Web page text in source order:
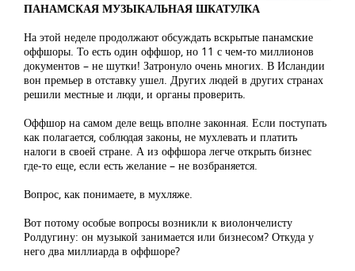
ПАНАМСКАЯ МУЗЫКАЛЬНАЯ ШКАТУЛКА
На этой неделе продолжают обсуждать вскрытые панамские
оффшоры. То есть один оффшор, но 11 с чем-то миллионов
документов – не шутки! Затронуло очень многих. В Исландии
вон премьер в отставку ушел. Других людей в других странах
решили местные и люди, и органы проверить.
Оффшор на самом деле вещь вполне законная. Если поступать
как полагается, соблюдая законы, не мухлевать и платить
налоги в своей стране. А из оффшора легче открыть бизнес
где-то еще, если есть желание – не возбраняется.
Вопрос, как понимаете, в мухляже.
Вот потому особые вопросы возникли к виолончелисту
Ролдугину: он музыкой занимается или бизнесом? Откуда у
него два миллиарда в оффшоре?